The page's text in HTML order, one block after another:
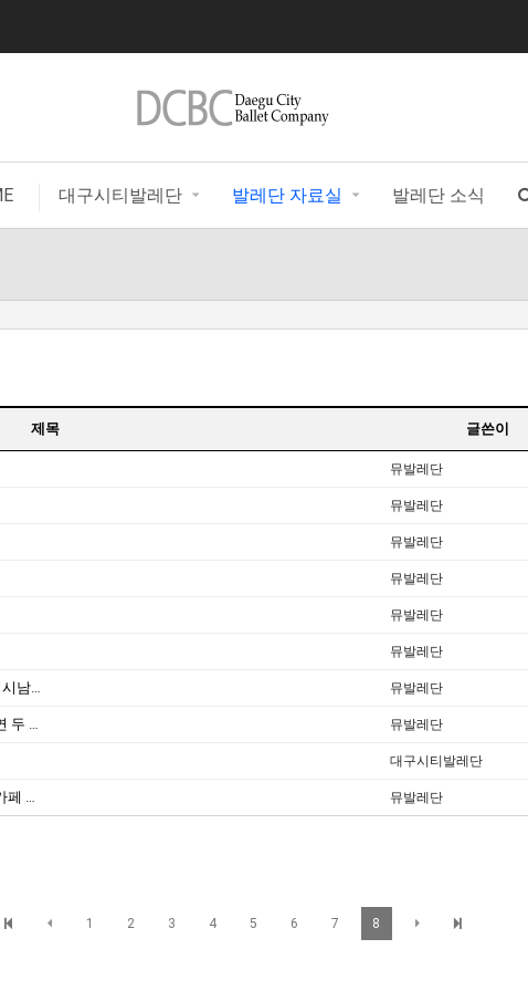
대구시티발레단 발레단 자료실 발레단 소식
제목 글쓴이
뮤발레단
뮤발레단
뮤발레단
뮤발레단
뮤발레단
뮤발레단
[2011.11.04/매일신문] 독일낭만코믹오페라 '집시남작' 대구서 초연 뮤발레단
[2017/공연과리뷰_99호] 초겨울, 지역의 춤 공연 두 편 뮤발레단
대구시티발레단
지역문화예술 특성화 지원사업 우수상 수상 <카페 아루스> 뮤발레단
1 2 3 4 5 6 7 8